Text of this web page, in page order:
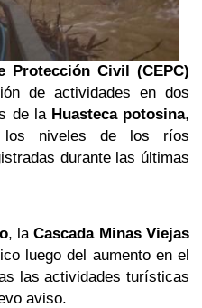
Protección Civil (CEPC)
de actividades en dos
de la Huasteca potosina,
los niveles de los ríos
durante las últimas
, laCascada Minas Viejas
luego del aumento en el
las actividades turísticas
aviso.